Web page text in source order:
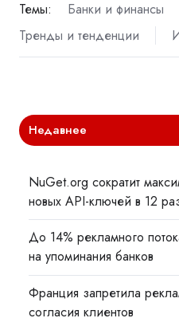
Темы: Банки и финансы
Тренды и тенденции
Недавнее
NuGet.org сократит
новых API-ключей в 12
До 14% рекламного
на упоминания банков
Франция запретила
согласия клиентов